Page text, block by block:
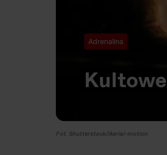
Adrenalina
Kultowe
Fot. Shutterstock/Aerial-motion